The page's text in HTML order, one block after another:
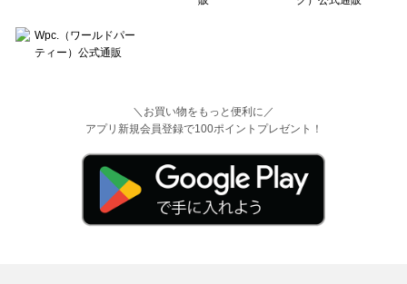
＼お買い物をもっと便利に／
アプリ新規会員登録で100ポイントプレゼント！